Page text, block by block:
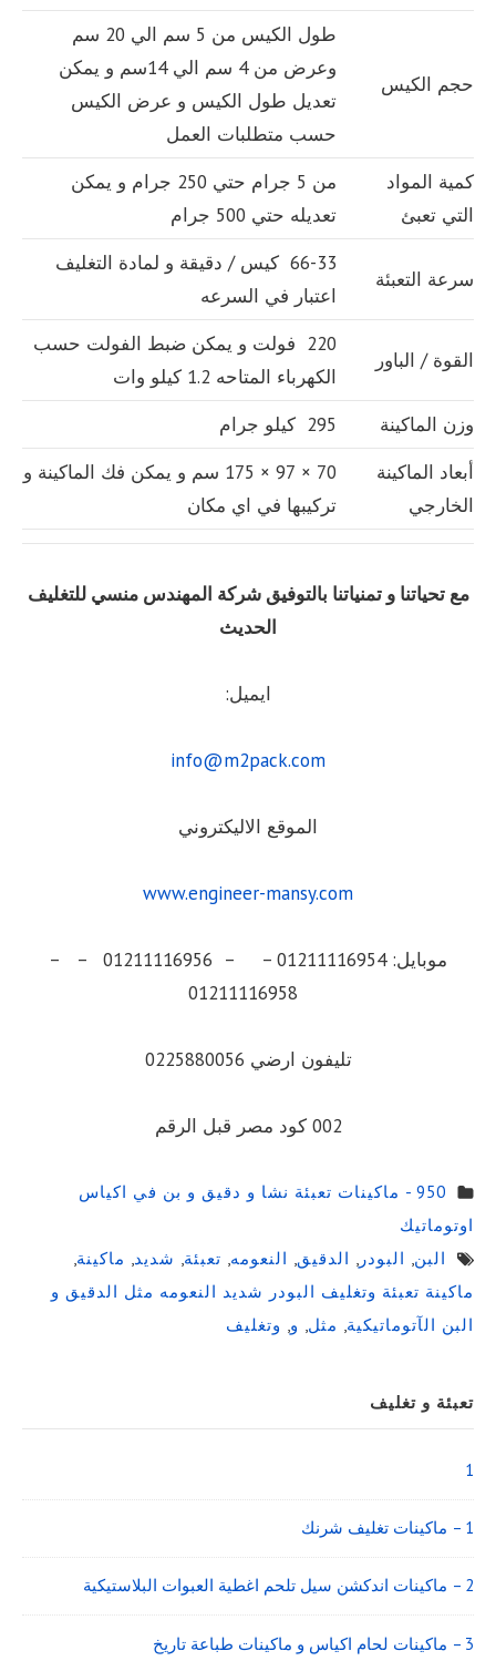
حجم الكيس
طول الكيس من 5 سم الي 20 سم
وعرض من 4 سم الي 14سم و يمكن
تعديل طول الكيس و عرض الكيس
حسب متطلبات العمل
كمية المواد
التي تعبئ
من 5 جرام حتي 250 جرام و يمكن
تعديله حتي 500 جرام
سرعة التعبئة
66-33 كيس / دقيقة و لمادة التغليف
اعتبار في السرعه
القوة / الباور
220 فولت و يمكن ضبط الفولت حسب
الكهرباء المتاحه 1.2 كيلو وات
وزن الماكينة
295 كيلو جرام
أبعاد الماكينة
الخارجي
70 × 97 × 175 سم و يمكن فك الماكينة و
تركيبها في اي مكان
مع تحياتنا و تمنياتنا بالتوفيق شركة المهندس منسي للتغليف
الحديث
ايميل:
info@m2pack.com
الموقع الاليكتروني
www.engineer-mansy.com
موبايل: 01211116954 – – 01211116956 – –
تليفون ارضي 0225880056
002 كود مصر قبل الرقم
950 - ماكينات تعبئة نشا و دقيق و بن في اكياس
اوتوماتيك
البن, البودر , الدقيق, النعومه, تعبئة, شديد, ماكينة,
ماكينة تعبئة وتغليف البودر شديد النعومه مثل الدقيق و
البن الآتوماتيكية, مثل, و, وتغليف
Sidebar
Widget
Area
تعبئة و تغليف
1
1 – ماكينات تغليف شرنك
2 – ماكينات اندكشن سيل تلحم اغطية العبوات البلاستيكية
3 – ماكينات لحام اكياس و ماكينات طباعة تاريخ